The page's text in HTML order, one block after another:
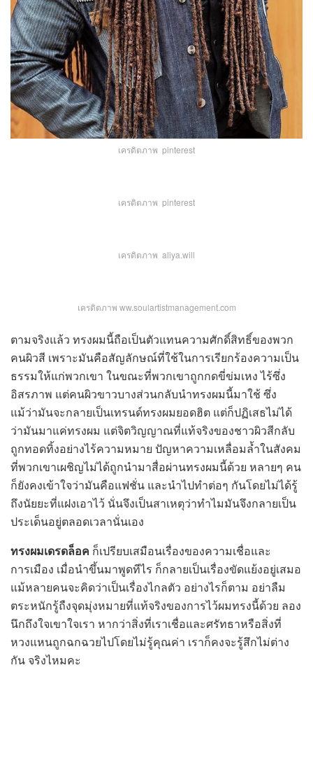
เครดิตภาพ pinterest
เครดิตภาพ pinterest
เครดิตภาพ aliya.will
เครดิตภาพ ww.soulartistmanagement.com
ตามจริงแล้ว ทรงผมนี้ถือเป็นตัวแทนความศักดิ์สิทธิ์ของพวก
คนผิวสี เพราะมันคือสัญลักษณ์ที่ใช้ในการเรียกร้องความเป็น
ธรรมให้แก่พวกเขา ในขณะที่พวกเขาถูกกดขี่ข่มเหง ไร้ซึ่ง
อิสรภาพ แต่คนผิวขาวบางส่วนกลับนำทรงผมนี้มาใช้ ซึ่ง
แม้ว่ามันจะกลายเป็นเทรนด์ทรงผมยอดฮิต แต่ก็ปฏิเสธไม่ได้
ว่ามันมาแค่ทรงผม แต่จิตวิญญาณที่แท้จริงของชาวผิวสีกลับ
ถูกทอดทิ้งอย่างไร้ความหมาย ปัญหาความเหลื่อมล้ำในสังคม
ที่พวกเขาเผชิญไม่ได้ถูกนำมาสื่อผ่านทรงผมนี้ด้วย หลายๆ คน
ก็ยังคงเข้าใจว่ามันคือแฟชั่น และนำไปทำต่อๆ กันโดยไม่ได้รู้
ถึงนัยยะที่แฝงเอาไว้ นั่นจึงเป็นสาเหตุว่าทำไมมันจึงกลายเป็น
ประเด็นอยู่ตลอดเวลานั่นเอง
ทรงผมเดรดล็อค ก็เปรียบเสมือนเรื่องของความเชื่อและ
การเมือง เมื่อนำขึ้นมาพูดทีไร ก็กลายเป็นเรื่องขัดแย้งอยู่เสมอ
แม้หลายคนจะคิดว่าเป็นเรื่องไกลตัว อย่างไรก็ตาม อย่าลืม
ตระหนักรู้ถืงจุดมุ่งหมายที่แท้จริงของการไว้ผมทรงนี้ด้วย ลอง
นึกถึงใจเขาใจเรา หากว่าสิ่งที่เราเชื่อและศรัทธาหรือสิ่งที่
หวงแหนถูกฉกฉวยไปโดยไม่รู้คุณค่า เราก็คงจะรู้สึกไม่ต่าง
กัน จริงไหมคะ